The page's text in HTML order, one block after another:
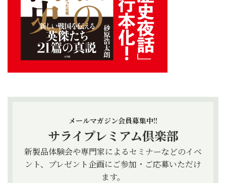
メールマガジン会員募集中!!
サライプレミアム倶楽部
新製品体験会や専門家によるセミナーなどのイベ
ント、プレゼント企画にご参加・ご応募いただけ
ます。